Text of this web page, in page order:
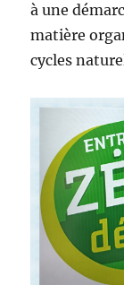
à une
matière
cycles